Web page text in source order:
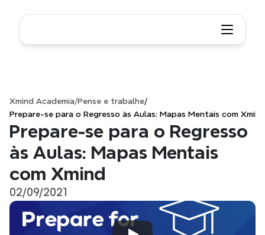
Xmind Academia/Pense e trabalhe/
Prepare-se para o Regresso às Aulas: Mapas Mentais com Xmind
Prepare-se para o Regresso
às Aulas: Mapas Mentais
com Xmind
02/09/2021